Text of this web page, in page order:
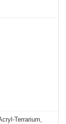
Terrarium,